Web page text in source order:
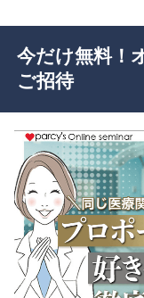
今だけ無料！
ご招待